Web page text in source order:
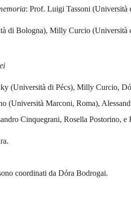
: Prof. Luigi Tassoni (Università
di Bologna), Milly Curcio
(Università di Pécs), Milly Curcio,
(Università Marconi, Roma),
Cinquegrani, Rosella
coordinati da Dóra Bodrogai.